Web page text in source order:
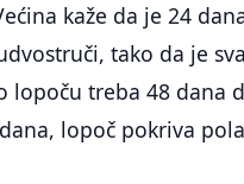
kaže da je 24
tako da je
lopoču treba 48 dana
lopoč pokriva pola